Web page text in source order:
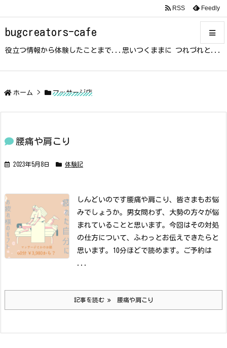
bugcreators-cafe
役立つ情報から体験したことまで...思いつくままに つれづれと...
RSS Feedly
ホーム > マッサージ店
腰痛や肩こり
2023年5月8日 体験記
しんどいのです 腰痛や肩こり、皆さまもお悩
みでしょうか。 男女問わず、大勢の方々が悩
まれていることと思います。 今回はその対処
の仕方について、ふわっとお伝えできたらと
思います。
10分ほどで読めます。ご予約は
...
記事を読む 腰痛や肩こり